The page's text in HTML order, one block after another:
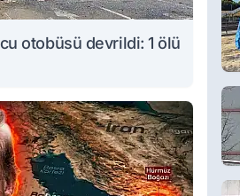
otobüsü devrildi: 1 ölü